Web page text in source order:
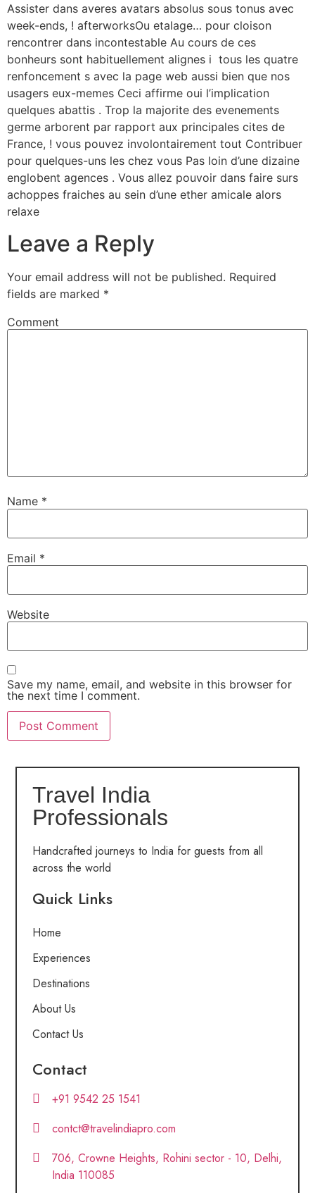
Assister dans averes avatars absolus sous tonus avec
week-ends, ! afterworksOu etalage… pour cloison
rencontrer dans incontestable Au cours de ces
bonheurs sont habituellement alignes i tous les quatre
renfoncement s avec la page web aussi bien que nos
usagers eux-memes Ceci affirme oui l’implication
quelques abattis . Trop la majorite des evenements
germe arborent par rapport aux principales cites de
France, ! vous pouvez involontairement tout Contribuer
pour quelques-uns les chez vous Pas loin d’une dizaine
englobent agences . Vous allez pouvoir dans faire surs
achoppes fraiches au sein d’une ether amicale alors
relaxe
Leave a Reply
Your email address will not be published. Required
fields are marked *
Comment
Name *
Email *
Website
Save my name, email, and website in this browser for
the next time I comment.
Travel India
Professionals
Handcrafted journeys to India for guests from all
across the world
Quick Links
Home
Experiences
Destinations
About Us
Contact Us
Contact
+91 9542 25 1541
contct@travelindiapro.com
706, Crowne Heights, Rohini sector - 10, Delhi,
India 110085